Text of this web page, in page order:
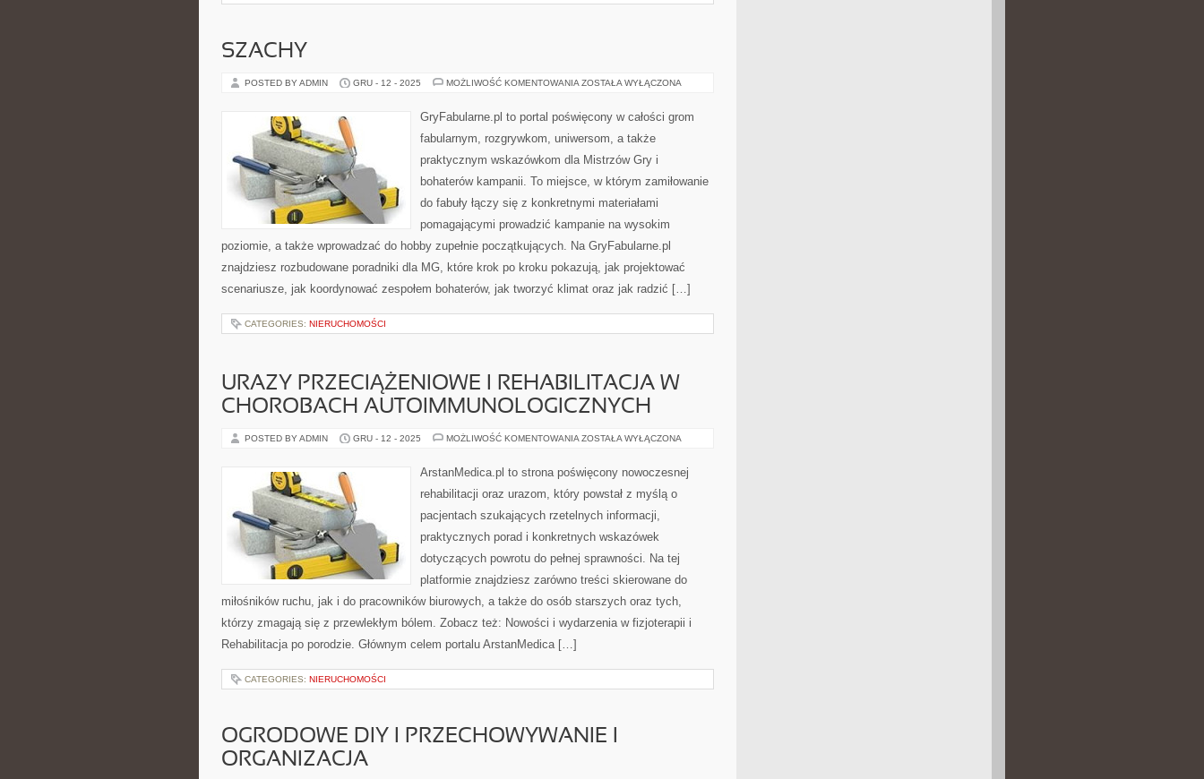
SZACHY
POSTED BY ADMIN GRU - 12 - 2025 MOŻLIWOŚĆ KOMENTOWANIA SZACHY
ZOSTAŁA WYŁĄCZONA
GryFabularne.pl to portal poświęcony w całości grom
fabularnym, rozgrywkom, uniwersom, a także
praktycznym wskazówkom dla Mistrzów Gry i
bohaterów kampanii. To miejsce, w którym zamiłowanie
do fabuły łączy się z konkretnymi materiałami
pomagającymi prowadzić kampanie na wysokim
poziomie, a także wprowadzać do hobby zupełnie początkujących. Na GryFabularne.pl
znajdziesz rozbudowane poradniki dla MG, które krok po kroku pokazują, jak projektować
scenariusze, jak koordynować zespołem bohaterów, jak tworzyć klimat oraz jak radzić […]
CATEGORIES: NIERUCHOMOŚCI
URAZY PRZECIĄŻENIOWE I REHABILITACJA W
CHOROBACH AUTOIMMUNOLOGICZNYCH
POSTED BY ADMIN GRU - 12 - 2025 MOŻLIWOŚĆ KOMENTOWANIA URAZY
REHABILITACJA
W
AUTOIMMUNOLOGICZNYCH
ZOSTAŁA WYŁĄCZONA
ArstanMedica.pl to strona poświęcony nowoczesnej
rehabilitacji oraz urazom, który powstał z myślą o
pacjentach szukających rzetelnych informacji,
praktycznych porad i konkretnych wskazówek
dotyczących powrotu do pełnej sprawności. Na tej
platformie znajdziesz zarówno treści skierowane do
miłośników ruchu, jak i do pracowników biurowych, a także do osób starszych oraz tych,
którzy zmagają się z przewlekłym bólem. Zobacz też: Nowości i wydarzenia w fizjoterapii i
Rehabilitacja po porodzie. Głównym celem portalu ArstanMedica […]
CATEGORIES: NIERUCHOMOŚCI
OGRODOWE DIY I PRZECHOWYWANIE I
ORGANIZACJA